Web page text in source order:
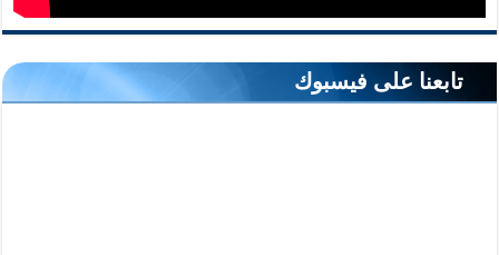
تابعنا على فيسبوك